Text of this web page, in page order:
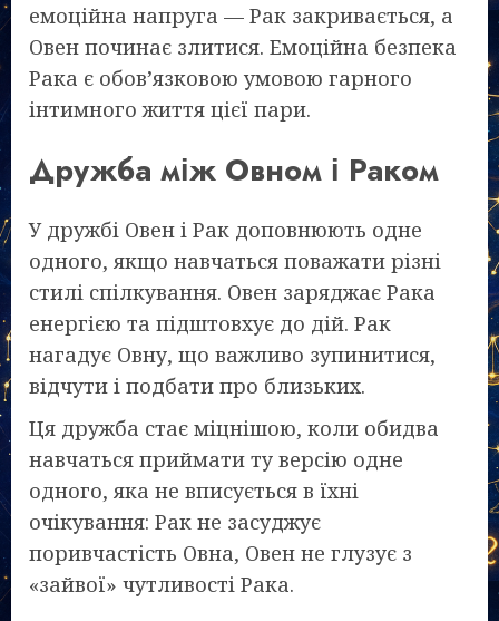
емоційна напруга — Рак закривається, а
Овен починає злитися. Емоційна безпека
Рака є обов’язковою умовою гарного
інтимного життя цієї пари.
Дружба між Овном і Раком
У дружбі Овен і Рак доповнюють одне
одного, якщо навчаться поважати різні
стилі спілкування. Овен заряджає Рака
енергією та підштовхує до дій. Рак
нагадує Овну, що важливо зупинитися,
відчути і подбати про близьких.
Ця дружба стає міцнішою, коли обидва
навчаться приймати ту версію одне
одного, яка не вписується в їхні
очікування: Рак не засуджує
поривчастість Овна, Овен не глузує з
«зайвої» чутливості Рака.